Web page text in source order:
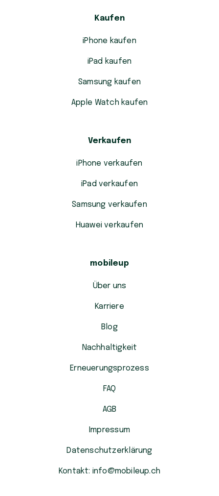
Kaufen
iPhone kaufen
iPad kaufen
Samsung kaufen
Apple Watch kaufen
Verkaufen
iPhone verkaufen
iPad verkaufen
Samsung verkaufen
Huawei verkaufen
mobileup
Über uns
Karriere
Blog
Nachhaltigkeit
Erneuerungsprozess
FAQ
AGB
Impressum
Datenschutzerklärung
Kontakt: info@mobileup.ch